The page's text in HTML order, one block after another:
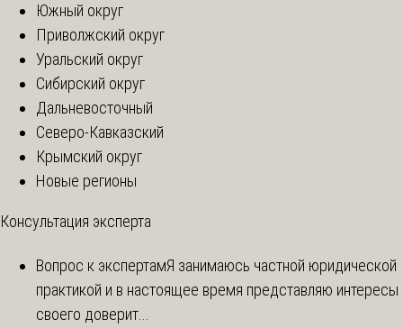
Южный округ
Приволжский округ
Уральский округ
Сибирский округ
Дальневосточный
Северо-Кавказский
Крымский округ
Новые регионы
Консультация эксперта
Вопрос к экспертамЯ занимаюсь частной юридической
практикой и в настоящее время представляю интересы
своего доверит...